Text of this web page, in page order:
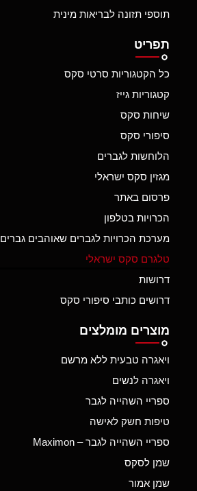
תוספי תזונה לבריאות מינית
תפריט
כל הקטגוריות סרטי סקס
קטגוריות גייז
שיחות סקס
סיפורי סקס
הלוחשות לגברים
מגזין סקס ישראלי
פרסום באתר
הכרויות בטלפון
מערכת הכרויות לגברים שאוהבים גברים
טלגרם סקס ישראלי
דרושות
דרושים כותבי סיפורי סקס
מוצרים מומלצים
ויאגרה טבעית ללא מרשם
ויאגרה לנשים
ספריי השהייה לגבר
טיפות חשק לאישה
ספריי השהייה לגבר – Maximon
שמן לסקס
שמן אמור